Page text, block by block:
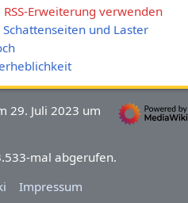
Erweiterung verwenden
Schattenseiten und Laster
29. Juli 2023 um
mal abgerufen.
Impressum